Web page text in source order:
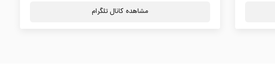
مشاهده کانال تلگرام